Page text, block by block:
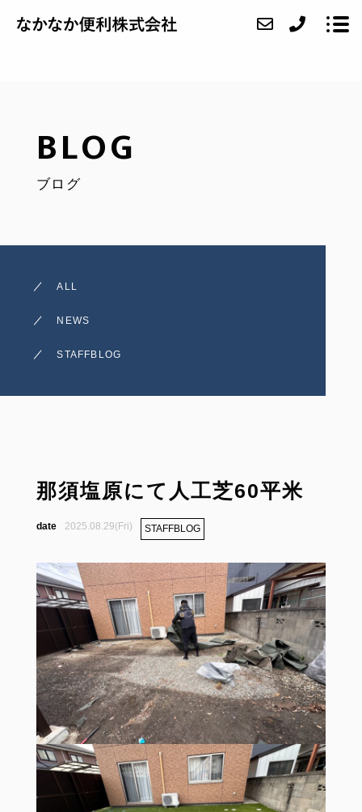
BLOG
ブログ
ALL
NEWS
STAFFBLOG
那須塩原にて人工芝60平米
2025.08.29(Fri) STAFFBLOG